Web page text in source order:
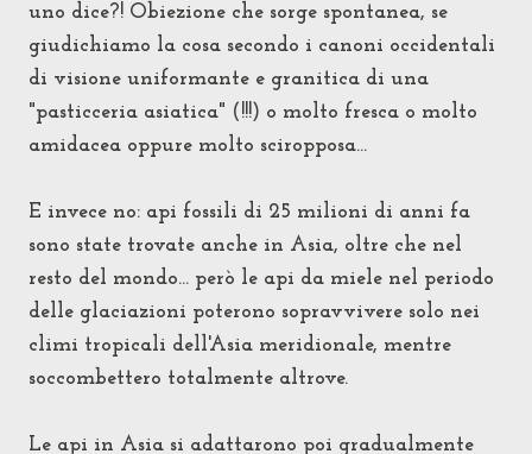
uno dice?! Obiezione che sorge spontanea, se
giudichiamo la cosa secondo i canoni occidentali
di visione uniformante e granitica di una
"pasticceria asiatica" (!!!) o molto fresca o molto
amidacea oppure molto sciropposa...
E invece no: api fossili di 25 milioni di anni fa
sono state trovate anche in Asia, oltre che nel
resto del mondo... però le api da miele nel periodo
delle glaciazioni poterono sopravvivere solo nei
climi tropicali dell'Asia meridionale, mentre
soccombettero totalmente altrove.
Le api in Asia si adattarono poi gradualmente